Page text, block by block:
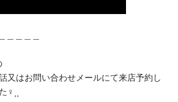
＿＿＿
又はお問い合わせメールにて来店予約し